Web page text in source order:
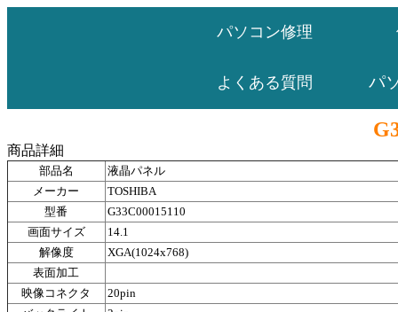
パソコン修理
よくある質問 パ
商品詳細
部品名
液晶パネル
メーカー
TOSHIBA
型番
G33C00015110
画面サイズ
14.1
解像度
XGA(1024x768)
表面加工
映像コネクタ
20pin